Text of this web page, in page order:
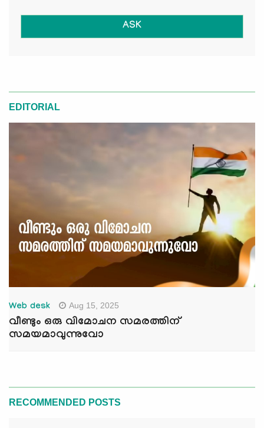
ASK
EDITORIAL
Web desk Aug 15, 2025
വീണ്ടും ഒരു വിമോചന സമരത്തിന്
സമയമാവുന്നുവോ
RECOMMENDED POSTS